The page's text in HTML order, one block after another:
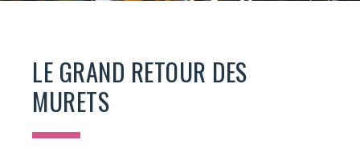
LE GRAND RETOUR DES
MURETS